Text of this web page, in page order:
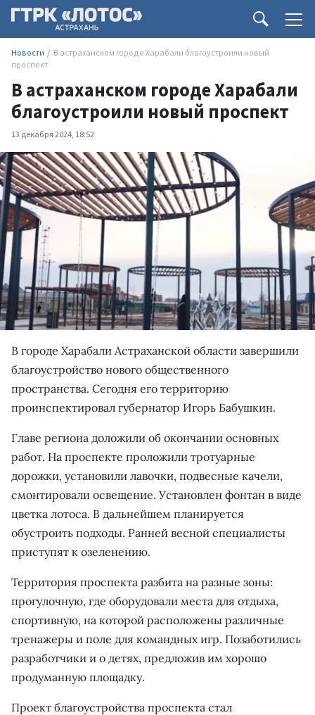
Новости
В астраханском городе Харабали благоустроили новый
проспект
В астраханском городе Харабали
благоустроили новый проспект
13 декабря 2024, 18:52
В городе Харабали Астраханской области завершили
благоустройство нового общественного
пространства. Сегодня его территорию
проинспектировал губернатор Игорь Бабушкин.
Главе региона доложили об окончании основных
работ. На проспекте проложили тротуарные
дорожки, установили лавочки, подвесные качели,
смонтировали освещение. Установлен фонтан в виде
цветка лотоса. В дальнейшем планируется
обустроить подходы. Ранней весной специалисты
приступят к озеленению.
Территория проспекта разбита на разные зоны:
прогулочную, где оборудовали места для отдыха,
спортивную, на которой расположены различные
тренажеры и поле для командных игр. Позаботились
разработчики и о детях, предложив им хорошо
продуманную площадку.
Проект благоустройства проспекта стал